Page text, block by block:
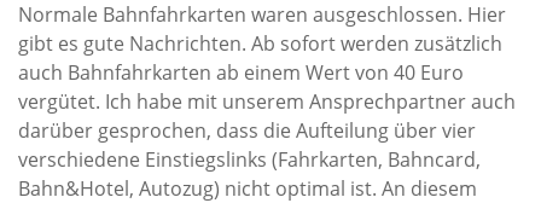
Normale Bahnfahrkarten waren ausgeschlossen. Hier
gibt es gute Nachrichten. Ab sofort werden zusätzlich
auch Bahnfahrkarten ab einem Wert von 40 Euro
vergütet. Ich habe mit unserem Ansprechpartner auch
darüber gesprochen, dass die Aufteilung über vier
verschiedene Einstiegslinks (Fahrkarten, Bahncard,
Bahn&Hotel, Autozug) nicht optimal ist. An diesem